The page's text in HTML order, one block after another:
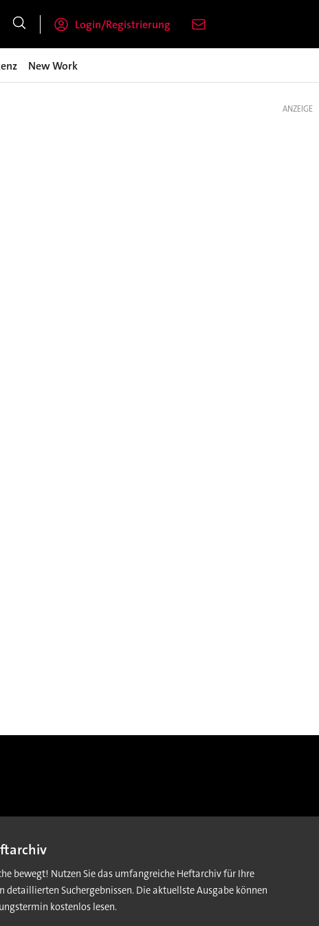
Login/Registrierung
New Work
ANZEIGE
bewegt! Nutzen Sie das umfangreiche Heftarchiv für Ihre
detaillierten Suchergebnissen. Die aktuellste Ausgabe können
kostenlos lesen.